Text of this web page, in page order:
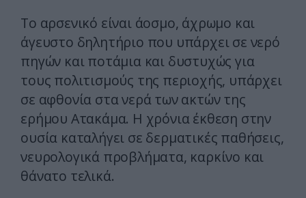
Το αρσενικό είναι άοσμο, άχρωμο και
άγευστο δηλητήριο που υπάρχει σε νερό
πηγών και ποτάμια και δυστυχώς για
τους πολιτισμούς της περιοχής, υπάρχει
σε αφθονία στα νερά των ακτών της
ερήμου Ατακάμα. Η χρόνια έκθεση στην
ουσία καταλήγει σε δερματικές παθήσεις,
νευρολογικά προβλήματα, καρκίνο και
θάνατο τελικά.